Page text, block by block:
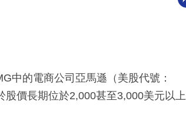
中的電商公司亞馬遜（美股代號：
價長期位於2,000甚至3,000美元以上